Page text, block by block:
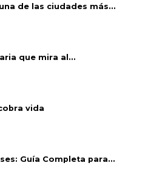
de las ciudades más...
que mira al...
vida
Guía Completa para...